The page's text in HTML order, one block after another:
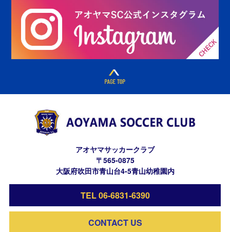
アオヤマサッカークラブ
〒565-0875
大阪府吹田市青山台4-5青山幼稚園内
TEL 06-6831-6390
CONTACT US